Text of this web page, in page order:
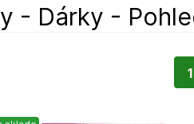
- Dárky -
1